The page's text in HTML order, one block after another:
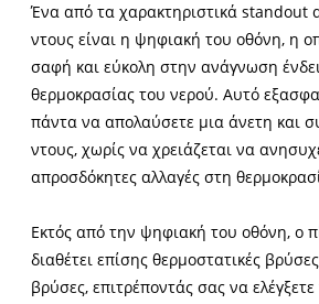
Ένα από τα χαρακτηριστικά standout
ντους είναι η ψηφιακή του οθόνη, η
σαφή και εύκολη στην ανάγνωση
θερμοκρασίας του νερού. Αυτό
πάντα να απολαύσετε μια άνετη και
ντους, χωρίς να χρειάζεται να
απροσδόκητες αλλαγές στη
Εκτός από την ψηφιακή του οθόνη, ο
διαθέτει επίσης θερμοστατικές
βρύσες, επιτρέποντάς σας να